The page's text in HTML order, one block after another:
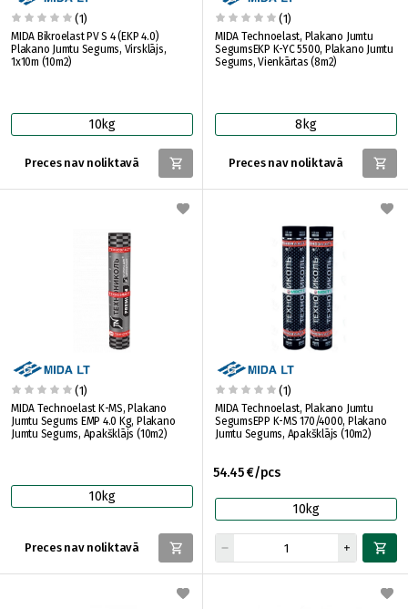
(1)
MIDA Bikroelast PV S 4 (EKP 4.0)
Plakano Jumtu Segums, Virsklājs,
1x10m (10m2)
10kg
Preces nav noliktavā
(1)
MIDA Technoelast, Plakano Jumtu
SegumsEKP K-YC 5500, Plakano Jumtu
Segums, Vienkārtas (8m2)
8kg
Preces nav noliktavā
(1)
MIDA Technoelast K-MS, Plakano
Jumtu Segums EMP 4.0 Kg, Plakano
Jumtu Segums, Apakšklājs (10m2)
10kg
Preces nav noliktavā
(1)
MIDA Technoelast, Plakano Jumtu
SegumsEPP K-МS 170/4000, Plakano
Jumtu Segums, Apakšklājs (10m2)
54.45 €/pcs
10kg